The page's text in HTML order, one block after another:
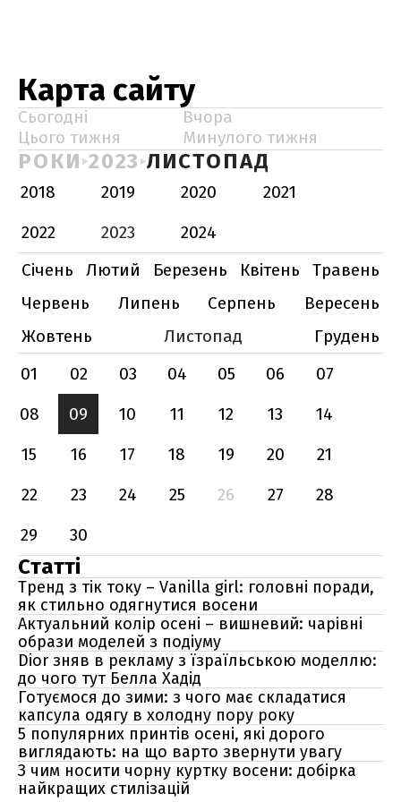
Карта сайту
Сьогодні
Вчора
Цього тижня
Минулого тижня
РОКИ 2023 ЛИСТОПАД
2018 2019 2020
2021
2022
2023
2024
Січень
Лютий Березень Квітень
Травень
Червень
Липень Серпень
Вересень
Жовтень
Листопад
Грудень
01
02 03 04 05 06
07
08
09 10 11 12 13
14
15
16 17 18 19 20
21
22
23 24 25 26 27
28
29
30
Статті
Тренд з тік току – Vanilla girl: головні поради,
як стильно одягнутися восени
Актуальний колір осені – вишневий: чарівні
образи моделей з подіуму
Dior зняв в рекламу з їзраїльською моделлю:
до чого тут Белла Хадід
Готуємося до зими: з чого має складатися
капсула одягу в холодну пору року
5 популярних принтів осені, які дорого
виглядають: на що варто звернути увагу
З чим носити чорну куртку восени: добірка
найкращих стилізацій